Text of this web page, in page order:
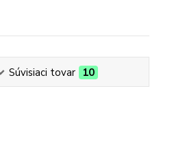
Súvisiaci tovar 10